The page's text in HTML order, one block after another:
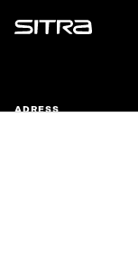
Sitra
ADRESS